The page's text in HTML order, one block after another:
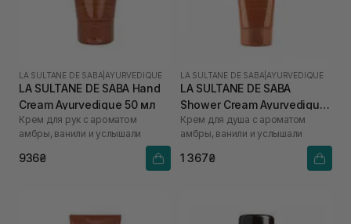
LA SULTANE DE SABA AYURVEDIQUE
LA SULTANE DE SABA Hand
Cream Ayurvedique 50 мл
Крем для рук с ароматом
амбры, ванили и услышали
936₴
LA SULTANE DE SABA AYURVEDIQUE
LA SULTANE DE SABA
Shower Cream Ayurvedique
200 мл
Крем для душа с ароматом
амбры, ванили и услышали
1 367₴